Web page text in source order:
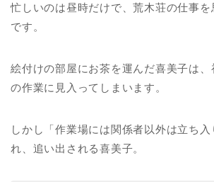
忙しいのは昼時だけで、荒木荘の仕事を
です。
絵付けの部屋にお茶を運んだ喜美子は、
の作業に見入ってしまいます。
しかし「作業場には関係者以外は立ち
れ、追い出される喜美子。